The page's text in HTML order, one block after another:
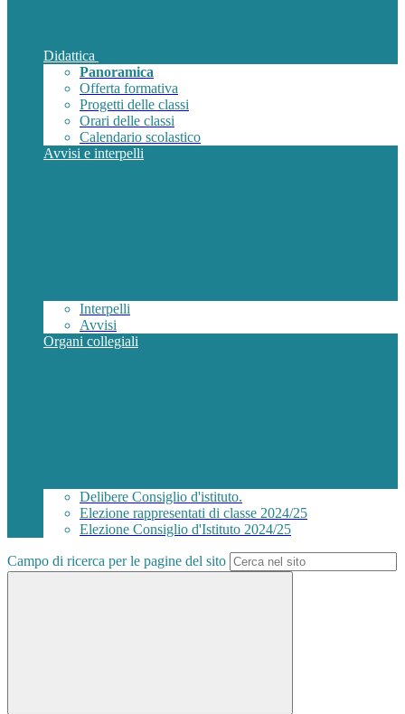
Didattica
Panoramica
Offerta formativa
Progetti delle classi
Orari delle classi
Calendario scolastico
Avvisi e interpelli
Interpelli
Avvisi
Organi collegiali
Delibere Consiglio d'istituto.
Elezione rappresentati di classe 2024/25
Elezione Consiglio d'Istituto 2024/25
Campo di ricerca per le pagine del sito